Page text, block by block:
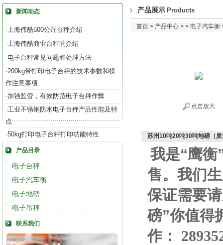
新闻动态
·上海伟酷500公斤台秤介绍
·上海伟酷商业台秤的介绍
·电子台秤常见问题和处理方法
·200kg带打印电子台秤的技术参数和操
作注意事项
·加强监管，有效防范电子台秤作弊
·工业不锈钢防水电子台秤产品性能及特
点
·50kg打印电子台秤打印功能特性
产品目录
电子台秤
电子汽车衡
电子地磅
电子吊秤
联系我们
产品展示 Products
首页 > 产品中心 > > 电子汽车衡
点击放大
苏州10吨20吨30吨地磅（
我是“鹰衡
售。我们
保证需要
磅”你值得
作：